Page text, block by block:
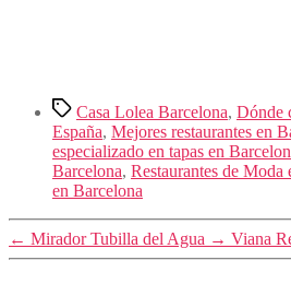
Etiquetas
Casa Lolea Barcelona, Dónde
España, Mejores restaurantes en
especializado en tapas en
Barcelona, Restaurantes de Moda
en Barcelona
← Mirador Tubilla del Agua → Viana